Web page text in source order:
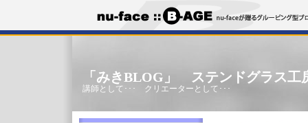
「みきBLOG」 ステンドグラス工
講師として･･･ クリエーターとして･･･